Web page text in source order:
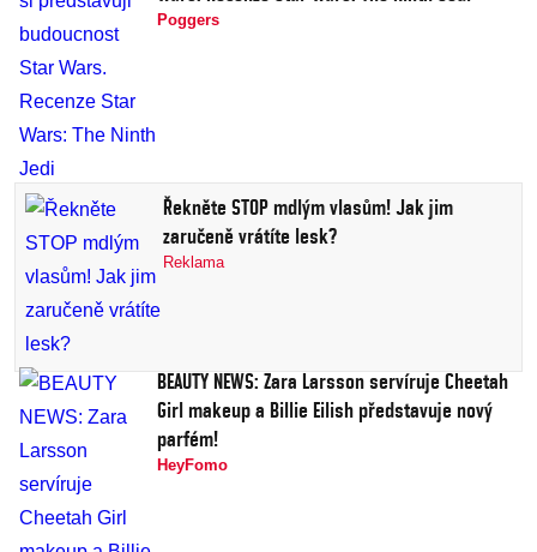
Poggers
Řekněte STOP mdlým vlasům! Jak jim
zaručeně vrátíte lesk?
Reklama
BEAUTY NEWS: Zara Larsson servíruje Cheetah
Girl makeup a Billie Eilish představuje nový
parfém!
HeyFomo